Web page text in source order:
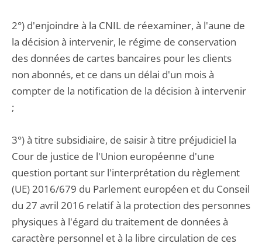
2°) d'enjoindre à la CNIL de réexaminer, à l'aune de
la décision à intervenir, le régime de conservation
des données de cartes bancaires pour les clients
non abonnés, et ce dans un délai d'un mois à
compter de la notification de la décision à intervenir
;
3°) à titre subsidiaire, de saisir à titre préjudiciel la
Cour de justice de l'Union européenne d'une
question portant sur l'interprétation du règlement
(UE) 2016/679 du Parlement européen et du Conseil
du 27 avril 2016 relatif à la protection des personnes
physiques à l'égard du traitement de données à
caractère personnel et à la libre circulation de ces